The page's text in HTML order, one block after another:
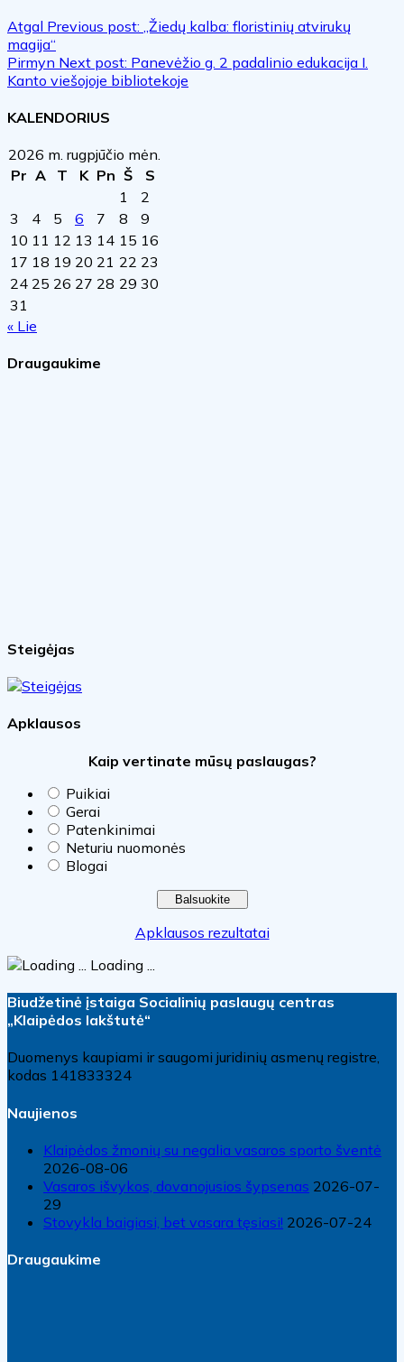
Atgal Previous post: „Žiedų kalba: floristinių atvirukų
magija“
Pirmyn Next post: Panevėžio g. 2 padalinio edukacija I.
Kanto viešojoje bibliotekoje
KALENDORIUS
2026 m. rugpjūčio mėn.
Pr A T K Pn Š
S
1
2
3
4 5 6 7 8
9
10 11 12 13 14 15 16
17 18 19 20 21 22 23
24 25 26 27 28 29 30
31
« Lie
Draugaukime
Steigėjas
Apklausos
Kaip vertinate mūsų paslaugas?
Puikiai
Gerai
Patenkinimai
Neturiu nuomonės
Blogai
Apklausos rezultatai
Loading ...
Biudžetinė įstaiga Socialinių paslaugų centras
„Klaipėdos lakštutė“
Duomenys kaupiami ir saugomi juridinių asmenų registre,
kodas 141833324
Naujienos
Klaipėdos žmonių su negalia vasaros sporto šventė
2026-08-06
Vasaros išvykos, dovanojusios šypsenas 2026-07-
29
Stovykla baigiasi, bet vasara tęsiasi! 2026-07-24
Draugaukime